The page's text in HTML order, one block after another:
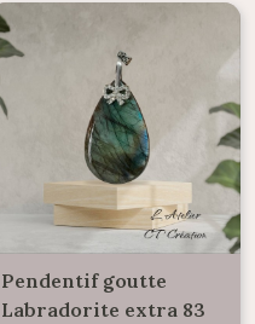
Pendentif goutte
Labradorite extra 83